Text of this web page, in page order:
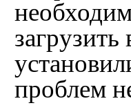
проблем